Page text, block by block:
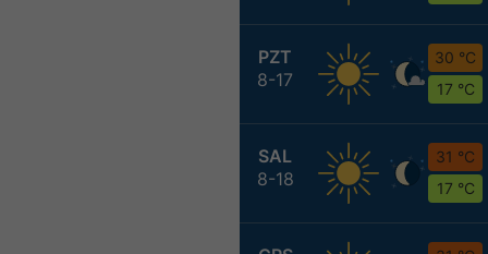
PZT
8-17
30 °C
17 °C
SAL
8-18
31 °C
17 °C